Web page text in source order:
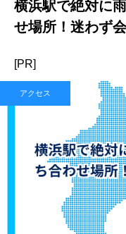
横浜駅で絶対に
せ場所！迷わず
[PR]
アクセス